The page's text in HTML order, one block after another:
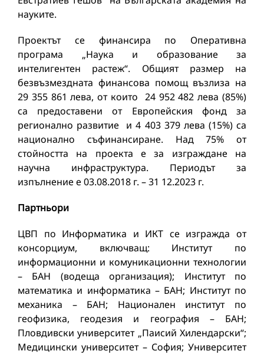
науките.
Проектът се финансира по Оперативна
програма „Наука и образование за
интелигентен растеж“. Общият размер на
безвъзмездната финансова помощ възлиза на
29 355 861 лева, от които 24 952 482 лева (85%)
са предоставени от Европейския фонд за
регионално развитие и 4 403 379 лева (15%) са
национално съфинансиране. Над 75% от
стойността на проекта е за изграждане на
научна инфраструктура. Периодът за
изпълнение е 03.08.2018 г. – 31 12.2023 г.
Партньори
ЦВП по Информатика и ИКТ се изгражда от
консорциум, включващ: Институт по
информационни и комуникационни технологии
– БАН (водеща организация); Институт по
математика и информатика – БАН; Институт по
механика – БАН; Национален институт по
геофизика, геодезия и география – БАН;
Пловдивски университет „Паисий Хилендарски“;
Медицински университет – София; Университет